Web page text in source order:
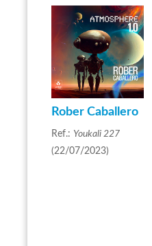
Rober Caballero
Ref.: Youkali 227
(22/07/2023)